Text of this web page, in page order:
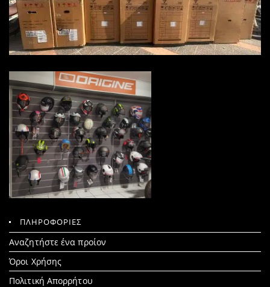
ΠΛΗΡΟΦΟΡΙΕΣ
Αναζητήστε ένα προίον
Search
for:
Όροι Χρήσης
Πολιτική Απορρήτου